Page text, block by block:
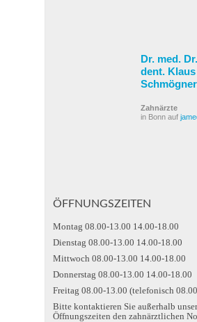
Dr. med.
dent. Klaus
Schmögner
Zahnärzte
in Bonn auf
ÖFFNUNGSZEITEN
Montag 08.00-13.00 14.00-18.00
Dienstag 08.00-13.00 14.00-18.00
Mittwoch 08.00-13.00 14.00-18.00
Donnerstag 08.00-13.00 14.00-18.00
Freitag 08.00-13.00 (telefonisch
Bitte kontaktieren Sie außerhalb
Öffnungszeiten den zahnärztlichen